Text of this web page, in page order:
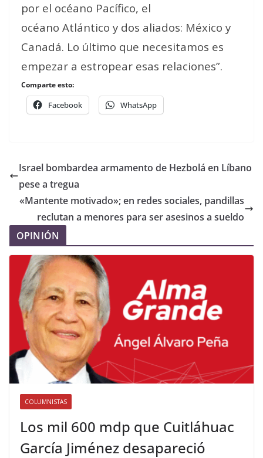
por el océano Pacífico, el
océano Atlántico y dos aliados: México y
Canadá. Lo último que necesitamos es
empezar a estropear esas relaciones”.
Comparte esto:
Facebook WhatsApp
Israel bombardea armamento de Hezbolá en Líbano
pese a tregua
«Mantente motivado»; en redes sociales, pandillas
reclutan a menores para ser asesinos a sueldo
OPINIÓN
COLUMNISTAS
Los mil 600 mdp que Cuitláhuac
García Jiménez desapareció